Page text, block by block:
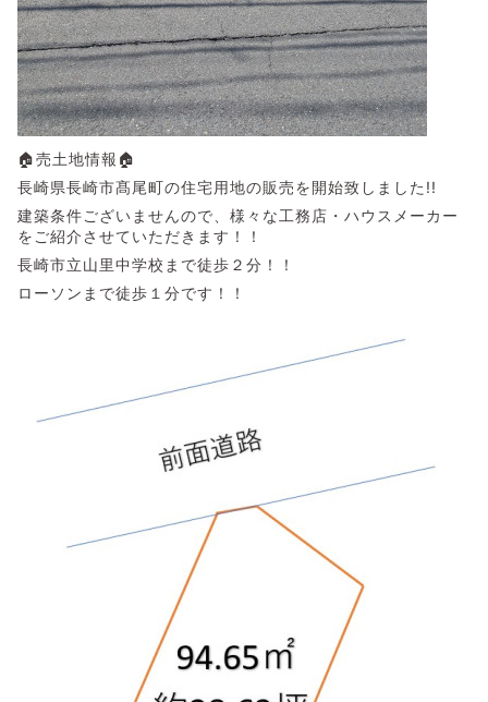
🏠売土地情報🏠
長崎県長崎市髙尾町の住宅用地の販売を開始致しました!!
建築条件ございませんので、様々な工務店・ハウスメーカー
をご紹介させていただきます！！
長崎市立山里中学校まで徒歩２分！！
ローソンまで徒歩１分です！！